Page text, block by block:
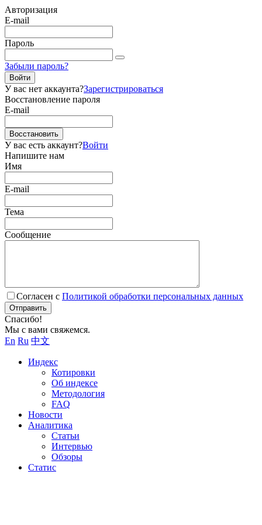
Авторизация
E-mail
Пароль
Забыли пароль?
Войти
У вас нет аккаунта?Зарегистрироваться
Восстановление пароля
E-mail
Восстановить
У вас есть аккаунт?Войти
Напишите нам
Имя
E-mail
Тема
Сообщение
Согласен с Политикой обработки персональных данных
Отправить
Спасибо!
Мы с вами свяжемся.
En Ru 中文
Индекс
Котировки
Об индексе
Методология
FAQ
Новости
Аналитика
Статьи
Интервью
Обзоры
Статис